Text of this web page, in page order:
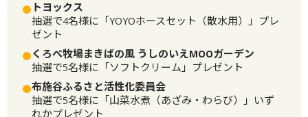
トヨックス
抽選で4名様に「YOYOホースセット（散水用）」プレ
ゼント
くろべ牧場まきばの風 うしのいえMOOガーデン
抽選で5名様に「ソフトクリーム」プレゼント
布施谷ふるさと活性化委員会
抽選で5名様に「山菜水煮（あざみ・わらび）」いず